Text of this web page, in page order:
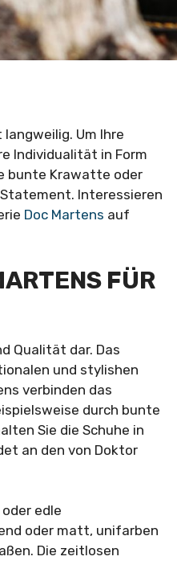
Um Ihre
Individualität in Form
bunte Krawatte oder
Interessieren
Doc Martens auf
FÜR
Qualität dar. Das
und stylishen
verbinden das
durch bunte
Sie die Schuhe in
an den von Doktor
edle
oder matt, unifarben
Die zeitlosen